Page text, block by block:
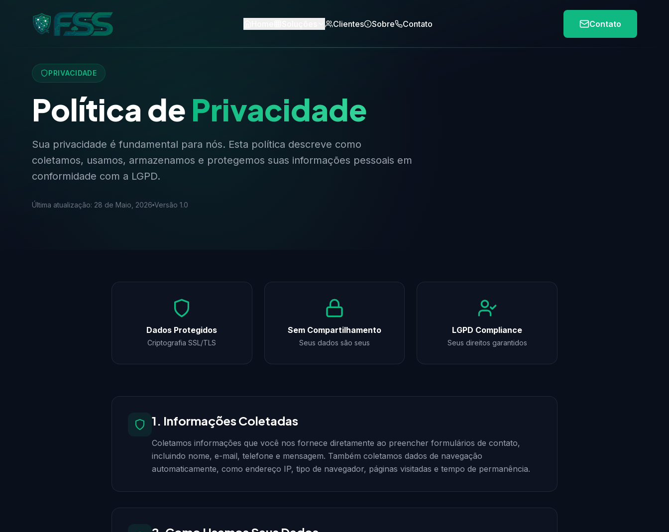
Clientes Sobre Contato Contato
PRIVACIDADE
Política de Privacidade
Sua privacidade é fundamental para nós. Esta política descreve como
coletamos, usamos, armazenamos e protegemos suas informações pessoais em
conformidade com a LGPD.
Última atualização: 28 de Maio, 2026 Versão 1.0
Dados Protegidos
Criptografia SSL/TLS
Sem Compartilhamento
Seus dados são seus
LGPD Compliance
Seus direitos garantidos
1. Informações Coletadas
Coletamos informações que você nos fornece diretamente ao preencher formulários de contato,
incluindo nome, e-mail, telefone e mensagem. Também coletamos dados de navegação
automaticamente, como endereço IP, tipo de navegador, páginas visitadas e tempo de permanência.